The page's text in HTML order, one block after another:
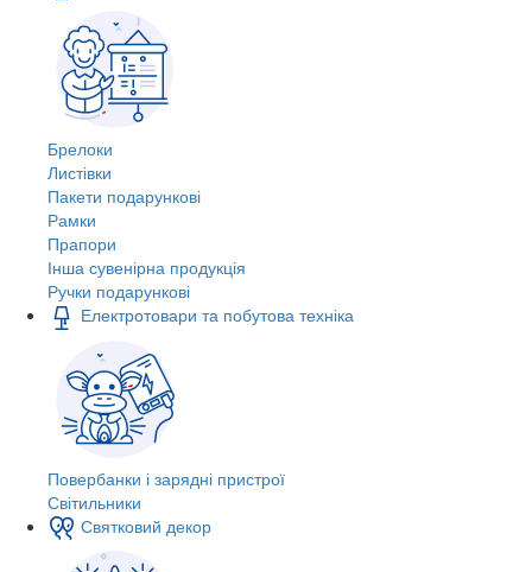
Брелоки
Листівки
Пакети подарункові
Рамки
Прапори
Інша сувенірна продукція
Ручки подарункові
Електротовари та побутова техніка
Повербанки і зарядні пристрої
Світильники
Святковий декор